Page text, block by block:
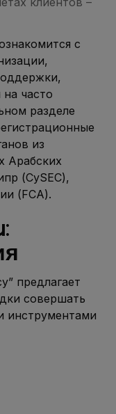
с
часто
разделе
из
Арабских
(CySEC),
(FCA).
предлагает
совершать
инструментами